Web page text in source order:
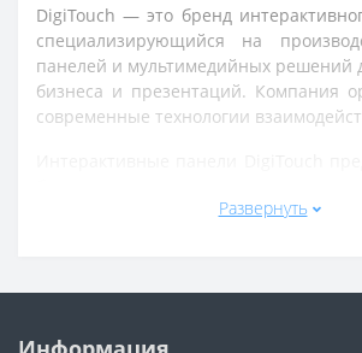
DigiTouch — это бренд
специализирующийся на
панелей и мультимедийных решений
бизнеса и презентаций. Компания
современные технологии
функции монитора, компьютера и
и совместной работы.
Развернуть